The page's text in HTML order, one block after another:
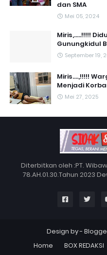
dan SMA
Mei 05, 2024
Miris,.....!!!!!
Gunungkidul
September 19,
Miris....,!!!!!
Menjadi
Mei 27, 2025
Diterbitkan oleh :PT.
78.AH.01.30.Tahun 2023
Design by -
Home
BOX REDAKSI